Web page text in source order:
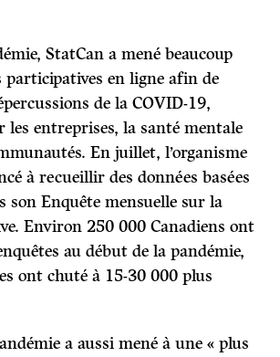
StatCan a mené beaucoup
participatives en ligne afin de
de la COVID-19,
entreprises, la santé mentale
En juillet, l’organisme
à recueillir des données basées
son Enquête mensuelle sur la
Environ 250 000 Canadiens ont
au début de la pandémie,
ont chuté à 15-30 000 plus
a aussi mené à une « plus